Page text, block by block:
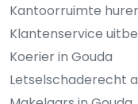
Kantoorruimte
Klantenservice
Koerier in Gouda
Letselschaderecht